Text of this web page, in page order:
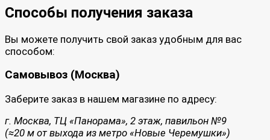
Способы получения заказа
Вы можете получить свой заказ удобным для вас
способом:
Самовывоз (Москва)
Заберите заказ в нашем магазине по адресу:
г. Москва, ТЦ «Панорама», 2 этаж, павильон №9
(≈20 м от выхода из метро «Новые Черемушки»)